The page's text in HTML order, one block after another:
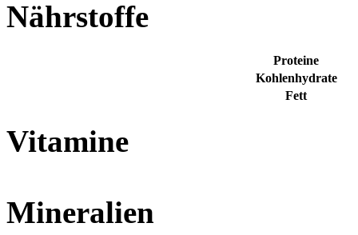
Nährstoffe
Proteine
Kohlenhydrate
Fett
Vitamine
Mineralien